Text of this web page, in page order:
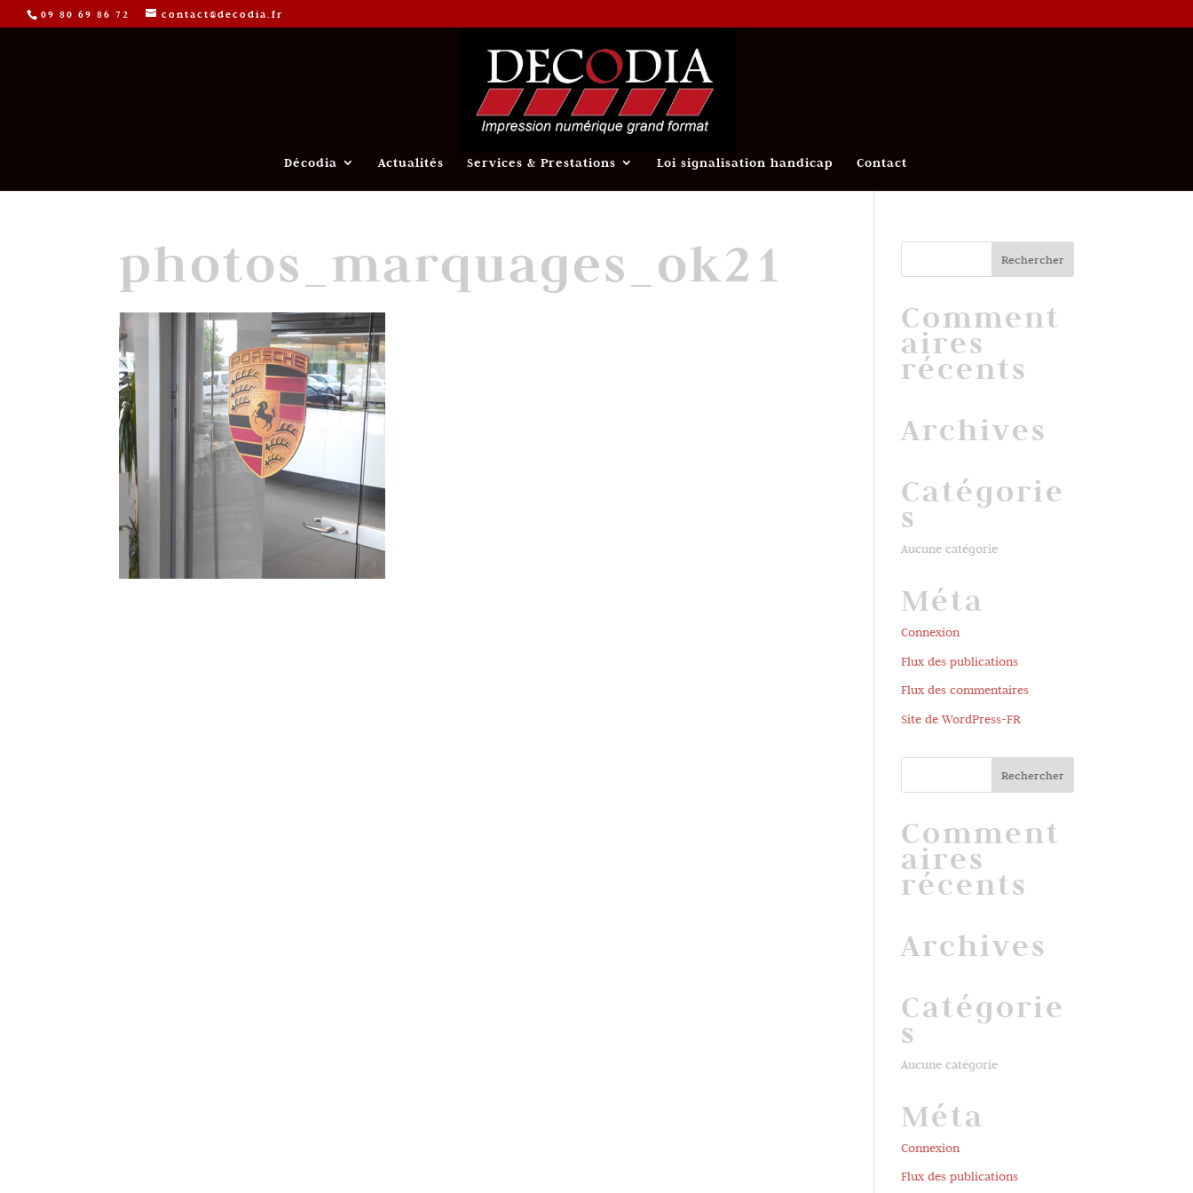
09 80 69 86 72 contact@decodia.fr
Décodia Actualités Services & Prestations Loi signalisation handicap Contact
photos_marquages_ok21
Comment
aires
récents
Archives
Catégorie
s
Aucune catégorie
Méta
Connexion
Flux des publications
Flux des commentaires
Site de WordPress-FR
Comment
aires
récents
Archives
Catégorie
s
Aucune catégorie
Méta
Connexion
Flux des publications